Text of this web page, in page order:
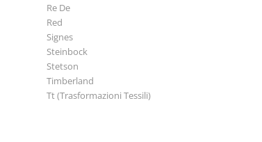
Re De
Red
Signes
Steinbock
Stetson
Timberland
Tt (Trasformazioni Tessili)